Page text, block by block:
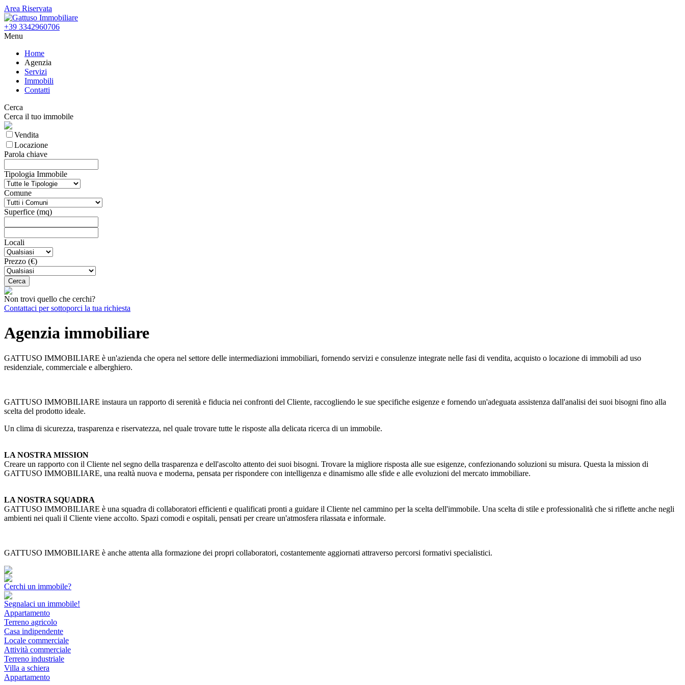
Area Riservata
+39 3342960706
Menu
Home
Agenzia
Servizi
Immobili
Contatti
Cerca
Cerca il tuo immobile
Vendita
Locazione
Parola chiave
Tipologia Immobile
Comune
Superfice (mq)
Locali
Prezzo (€)
Non trovi quello che cerchi?
Contattaci per sottoporci la tua richiesta
Agenzia immobiliare
GATTUSO IMMOBILIARE è un'azienda che opera nel settore delle intermediazioni immobiliari, fornendo servizi e consulenze integrate nelle fasi di vendita, acquisto o locazione di immobili ad uso
residenziale, commerciale e alberghiero.
GATTUSO IMMOBILIARE instaura un rapporto di serenità e fiducia nei confronti del Cliente, raccogliendo le sue specifiche esigenze e fornendo un'adeguata assistenza dall'analisi dei suoi bisogni fino alla
scelta del prodotto ideale.
Un clima di sicurezza, trasparenza e riservatezza, nel quale trovare tutte le risposte alla delicata ricerca di un immobile.
LA NOSTRA MISSION
Creare un rapporto con il Cliente nel segno della trasparenza e dell'ascolto attento dei suoi bisogni. Trovare la migliore risposta alle sue esigenze, confezionando soluzioni su misura. Questa la mission di
GATTUSO IMMOBILIARE, una realtà nuova e moderna, pensata per rispondere con intelligenza e dinamismo alle sfide e alle evoluzioni del mercato immobiliare.
LA NOSTRA SQUADRA
GATTUSO IMMOBILIARE è una squadra di collaboratori efficienti e qualificati pronti a guidare il Cliente nel cammino per la scelta dell'immobile. Una scelta di stile e professionalità che si riflette anche negli
ambienti nei quali il Cliente viene accolto. Spazi comodi e ospitali, pensati per creare un'atmosfera rilassata e informale.
GATTUSO IMMOBILIARE è anche attenta alla formazione dei propri collaboratori, costantemente aggiornati attraverso percorsi formativi specialistici.
Cerchi un immobile?
Segnalaci un immobile!
Appartamento
Terreno agricolo
Casa indipendente
Locale commerciale
Attività commerciale
Terreno industriale
Villa a schiera
Appartamento